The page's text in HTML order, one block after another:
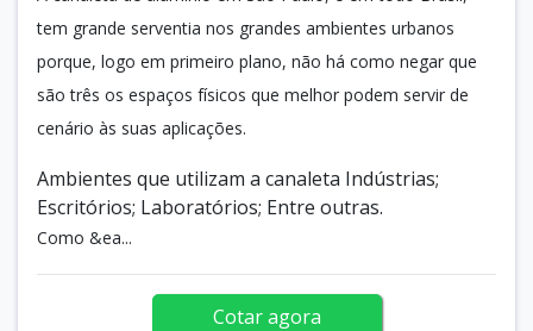
tem grande serventia nos grandes ambientes urbanos
porque, logo em primeiro plano, não há como negar que
são três os espaços físicos que melhor podem servir de
cenário às suas aplicações.
Ambientes que utilizam a canaleta Indústrias;
Escritórios; Laboratórios; Entre outras.
Como &ea...
Cotar agora